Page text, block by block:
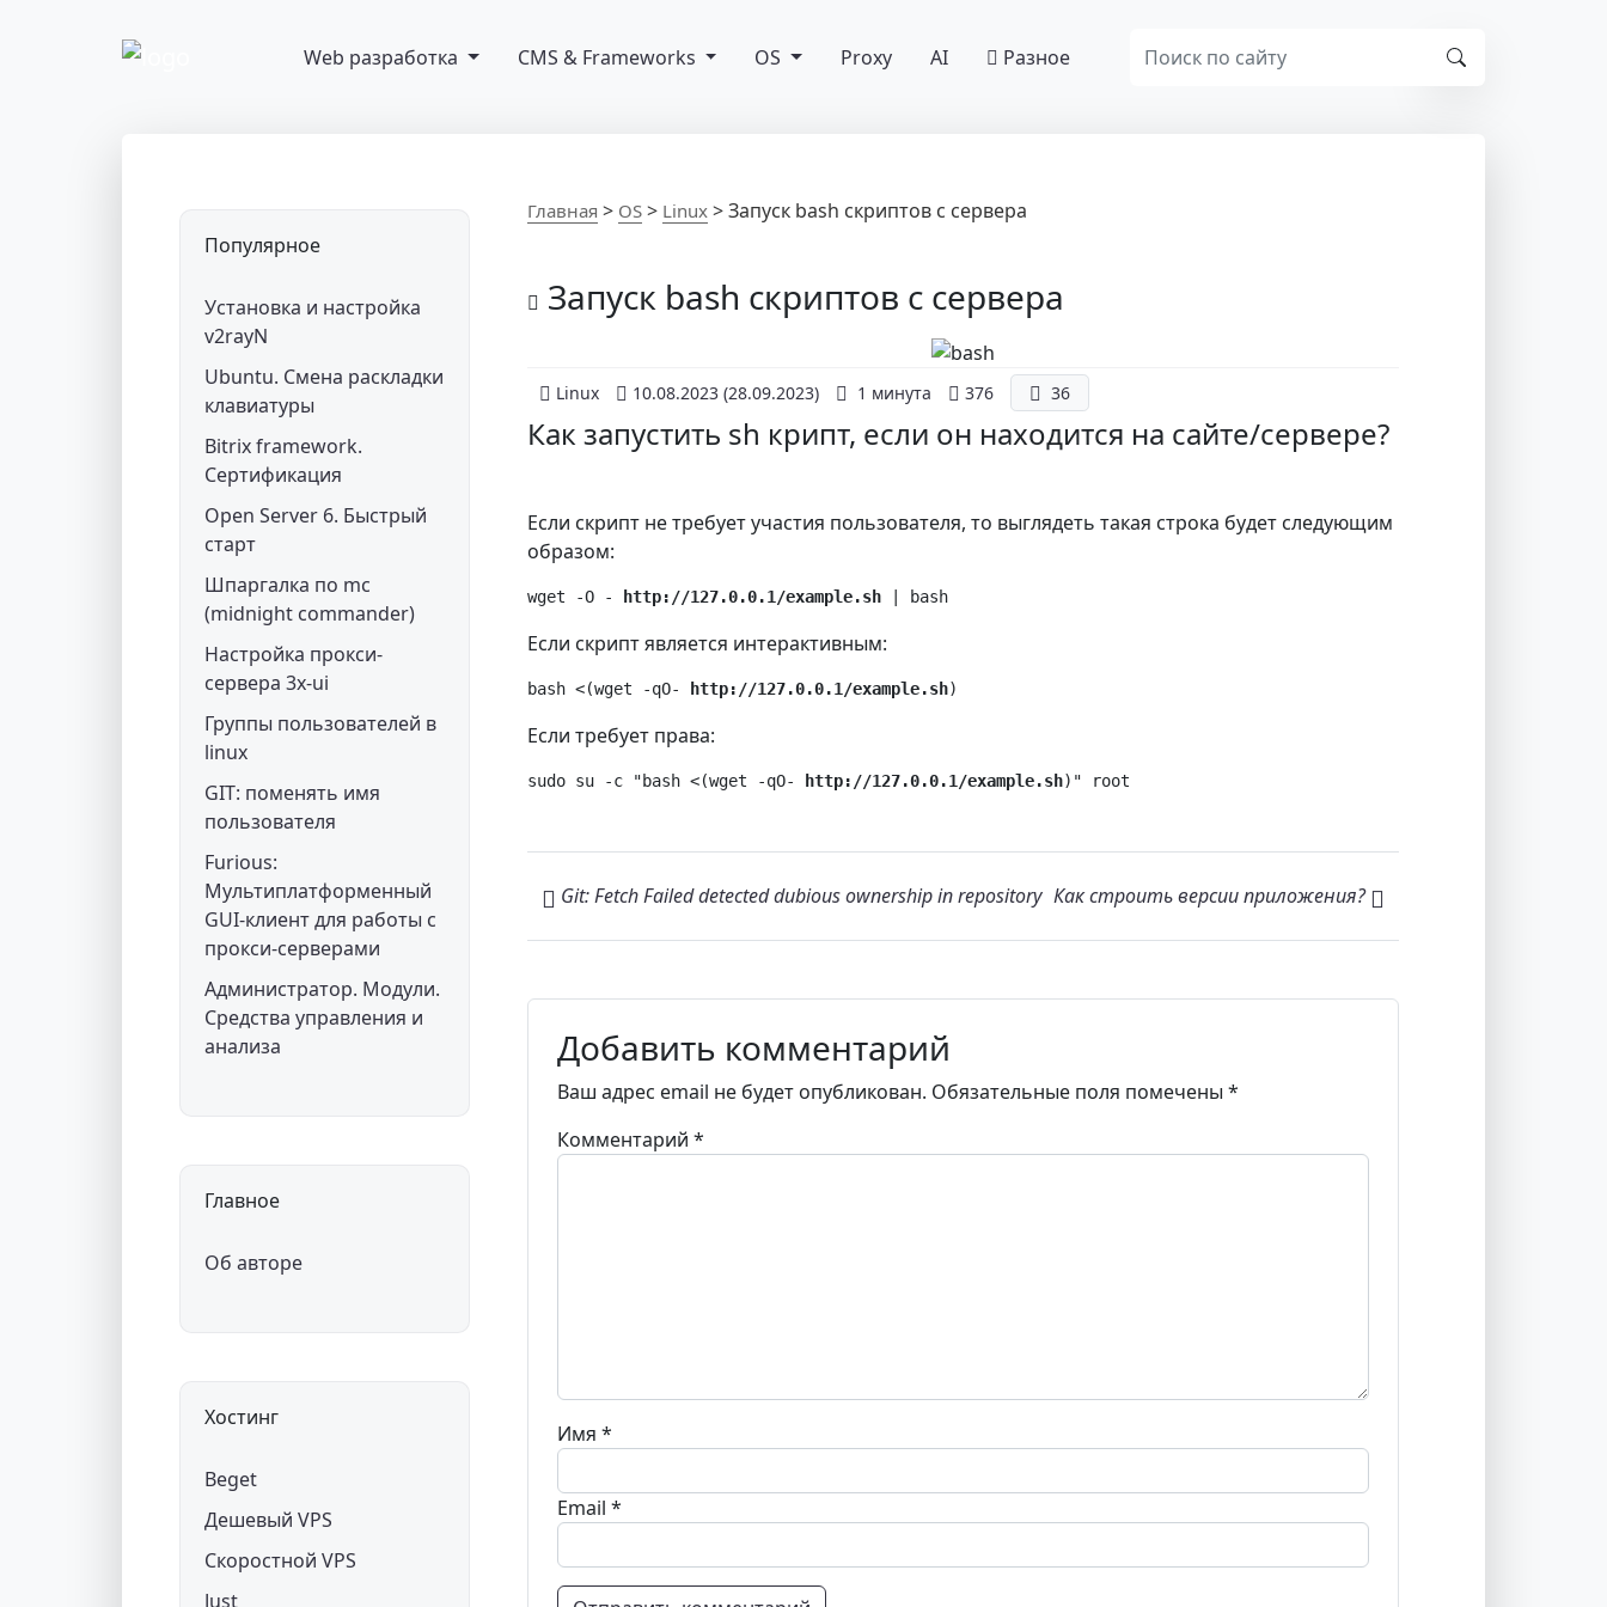
Web разработка CMS & Frameworks OS Proxy AI Разное
Популярное
Установка и настройка
v2rayN
Ubuntu. Смена раскладки
клавиатуры
Bitrix framework.
Сертификация
Open Server 6. Быстрый
старт
Шпаргалка по mc
(midnight commander)
Настройка прокси-
сервера 3x-ui
Группы пользователей в
linux
GIT: поменять имя
пользователя
Furious:
Мультиплатформенный
GUI-клиент для работы с
прокси-серверами
Администратор. Модули.
Средства управления и
анализа
Главное
Об авторе
Хостинг
Beget
Дешевый VPS
Скоростной VPS
Just
Главная > OS > Linux >Запуск bash скриптов с сервера
Запуск bash скриптов с сервера
Linux 10.08.2023 (28.09.2023) 1 минута 376 36
Как запустить sh крипт, если он находится на сайте/сервере?
Если скрипт не требует участия пользователя, то выглядеть такая строка будет следующим
образом:
wget -O - http://127.0.0.1/example.sh | bash
Если скрипт является интерактивным:
bash <(wget -qO- http://127.0.0.1/example.sh)
Если требует права:
sudo su -c "bash <(wget -qO- http://127.0.0.1/example.sh)" root
Навигация по записям
Git: Fetch Failed detected dubious ownership in repository Как строить версии приложения?
Добавить комментарий
Ваш адрес email не будет опубликован. Обязательные поля помечены *
Комментарий *
Имя *
Email *